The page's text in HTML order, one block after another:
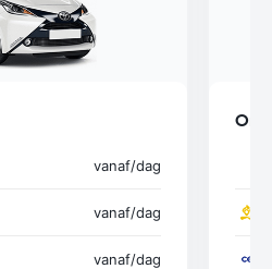
vanaf/dag
vanaf/dag
vanaf/dag